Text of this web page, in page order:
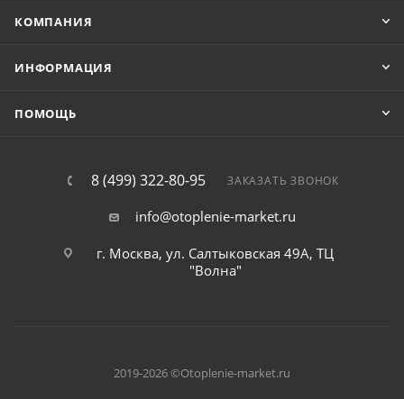
КОМПАНИЯ
ИНФОРМАЦИЯ
ПОМОЩЬ
8 (499) 322-80-95 ЗАКАЗАТЬ ЗВОНОК
info@otoplenie-market.ru
г. Москва, ул. Салтыковская 49А, ТЦ
"Волна"
2019-2026 ©Otoplenie-market.ru